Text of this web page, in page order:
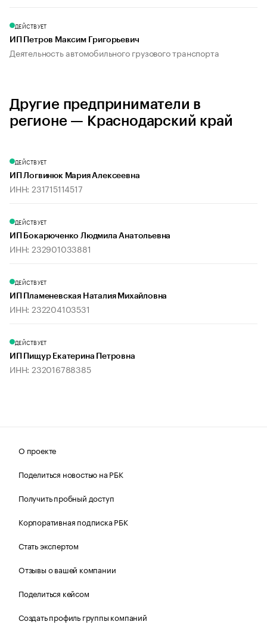
ДЕЙСТВУЕТ
ИП Петров Максим Григорьевич
Деятельность автомобильного грузового транспорта
Другие предприниматели в
регионе — Краснодарский край
ДЕЙСТВУЕТ
ИП Логвинюк Мария Алексеевна
ИНН: 231715114517
ДЕЙСТВУЕТ
ИП Бокарюченко Людмила Анатольевна
ИНН: 232901033881
ДЕЙСТВУЕТ
ИП Пламеневская Наталия Михайловна
ИНН: 232204103531
ДЕЙСТВУЕТ
ИП Пищур Екатерина Петровна
ИНН: 232016788385
О проекте
Поделиться новостью на РБК
Получить пробный доступ
Корпоративная подписка РБК
Стать экспертом
Отзывы о вашей компании
Поделиться кейсом
Создать профиль группы компаний